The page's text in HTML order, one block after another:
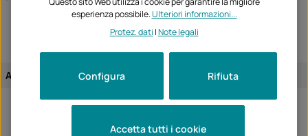
Assegnazione dell'articolo: specifico per il veicolo
esperienza possibile.Ulteriori informazioni...
Protez. dati |Note legali
Rifiuta
Configura
Accetta tutti i cookie